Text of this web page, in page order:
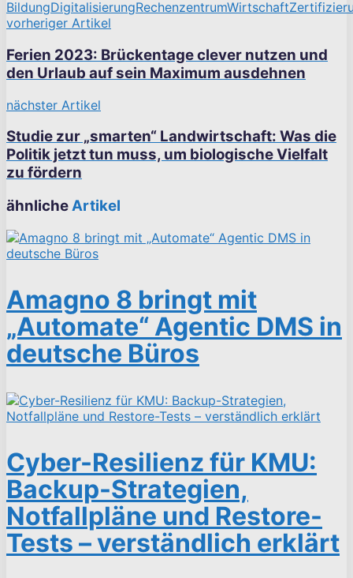
BildungDigitalisierungRechenzentrumWirtschaft
vorheriger Artikel
Ferien 2023: Brückentage clever nutzen und
den Urlaub auf sein Maximum ausdehnen
nächster Artikel
Studie zur „smarten“ Landwirtschaft: Was die
Politik jetzt tun muss, um biologische Vielfalt
zu fördern
ähnlicheArtikel
Amagno 8 bringt mit
„Automate“ Agentic DMS in
deutsche Büros
Cyber-Resilienz für KMU:
Backup-Strategien,
Notfallpläne und Restore-
Tests – verständlich erklärt